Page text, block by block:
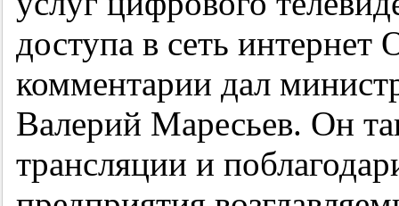
доступа в сеть
комментарии дал
Валерий Маресьев. Он
трансляции и